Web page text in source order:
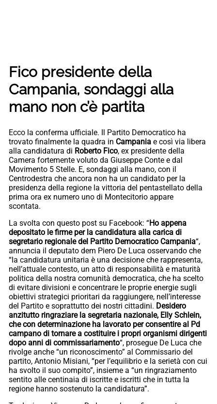
Fico presidente della
Campania, sondaggi alla
mano non c’è partita
Ecco la conferma ufficiale. Il Partito Democratico ha
trovato finalmente la quadra in Campania e così via libera
alla candidatura di Roberto Fico, ex presidente della
Camera fortemente voluto da Giuseppe Conte e dal
Movimento 5 Stelle. E, sondaggi alla mano, con il
Centrodestra che ancora non ha un candidato per la
presidenza della regione la vittoria del pentastellato della
prima ora ex numero uno di Montecitorio appare
scontata.
La svolta con questo post su Facebook: “Ho appena
depositato le firme per la candidatura alla carica di
segretario regionale del Partito Democratico Campania“,
annuncia il deputato dem Piero De Luca osservando che
“la candidatura unitaria è una decisione che rappresenta,
nell’attuale contesto, un atto di responsabilità e maturità
politica della nostra comunità democratica, che ha scelto
di evitare divisioni e concentrare le proprie energie sugli
obiettivi strategici prioritari da raggiungere, nell’interesse
del Partito e soprattutto dei nostri cittadini. Desidero
anzitutto ringraziare la segretaria nazionale, Elly Schlein,
che con determinazione ha lavorato per consentire al Pd
campano di tornare a costituire i propri organismi dirigenti
dopo anni di commissariamento“, prosegue De Luca che
rivolge anche “un riconoscimento” al Commissario del
partito, Antonio Misiani, “per l’equilibrio e la serietà con cui
ha svolto il suo compito”, insieme a “un ringraziamento
sentito alle centinaia di iscritte e iscritti che in tutta la
regione hanno sostenuto la candidatura”.